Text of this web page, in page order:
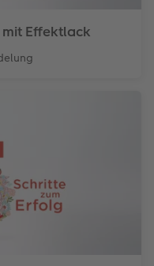
Effektlack